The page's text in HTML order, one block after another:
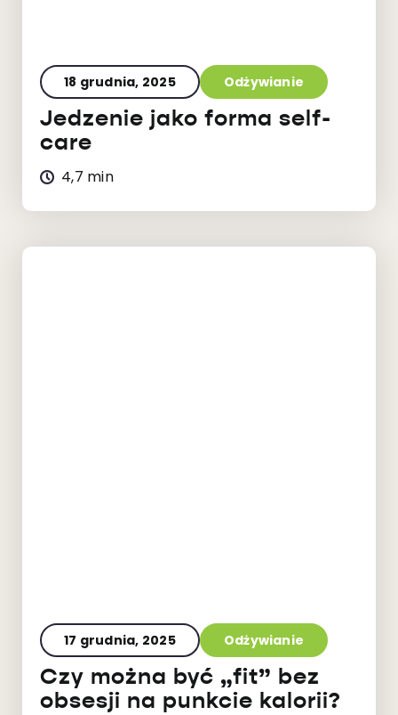
18 grudnia, 2025 Odżywianie
Jedzenie jako forma self-
care
4,7 min
17 grudnia, 2025 Odżywianie
Czy można być „fit” bez
obsesji na punkcie kalorii?